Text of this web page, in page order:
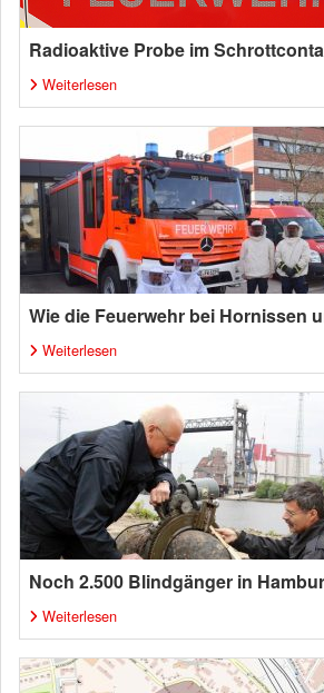
Radioaktive Probe im
Weiterlesen
Wie die Feuerwehr bei Hornissen
Weiterlesen
Noch 2.500 Blindgänger in
Weiterlesen